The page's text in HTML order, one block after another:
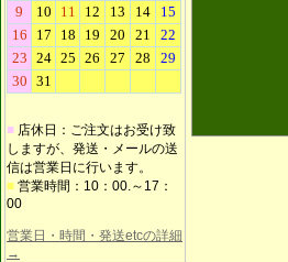
■ 店休日：ご注文はお受け致
しますが、発送・メールの送
信は営業日に行います。
■ 営業時間：10：00.～17：
00
営業日・時間・発送etcの詳細
→